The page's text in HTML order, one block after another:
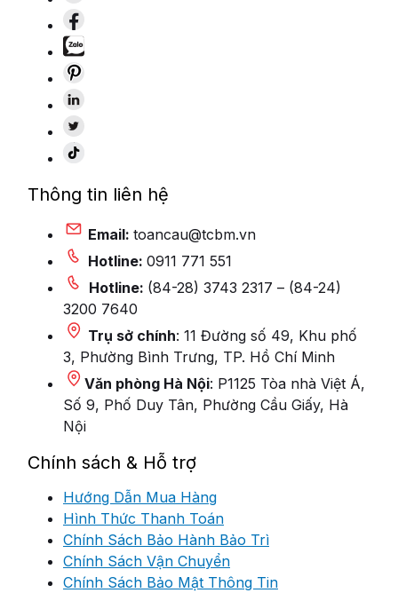
Thông tin liên hệ
Email: toancau@tcbm.vn
Hotline: 0911 771 551
Hotline: (84-28) 3743 2317 – (84-24)
3200 7640
Trụ sở chính: 11 Đường số 49, Khu phố
3, Phường Bình Trưng, TP. Hồ Chí Minh
Văn phòng Hà Nội: P1125 Tòa nhà Việt Á,
Số 9, Phố Duy Tân, Phường Cầu Giấy, Hà
Nội
Chính sách & Hỗ trợ
Hướng Dẫn Mua Hàng
Hình Thức Thanh Toán
Chính Sách Bảo Hành Bảo Trì
Chính Sách Vận Chuyển
Chính Sách Bảo Mật Thông Tin